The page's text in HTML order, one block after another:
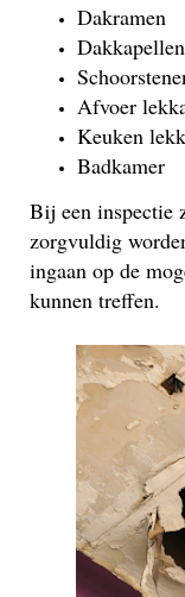
Dakramen
Dakkapellen
Afvoer
Keuken
Badkamer
Bij een inspectie
zorgvuldig
ingaan op de
kunnen treffen.